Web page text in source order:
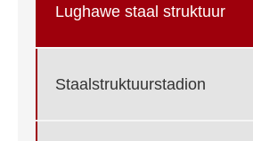
Lughawe staal struktuur
Staalstruktuurstadion